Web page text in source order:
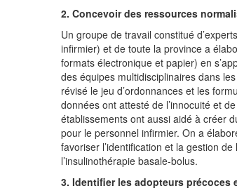
2. Concevoir des ressources
Un groupe de travail constitué
infirmier) et de toute la province a
formats électronique et papier) en
des équipes multidisciplinaires dans
révisé le jeu d’ordonnances et les
données ont attesté de l’innocuité et
établissements ont aussi aidé à créer
pour le personnel infirmier. On a
favoriser l’identification et la gestion
l’insulinothérapie basale-bolus.
3. Identifier les adopteurs précoces